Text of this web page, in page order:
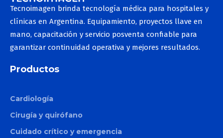
Toro
Etherea
Coolsculpting
Motus Pro
Tecnoimagen brinda tecnología médica para hospitales y
clínicas en Argentina. Equipamiento, proyectos llave en
mano, capacitación y servicio posventa confiable para
garantizar continuidad operativa y mejores resultados.
Productos
Cardiología
Cirugía y quirófano
Cuidado crítico y emergencia